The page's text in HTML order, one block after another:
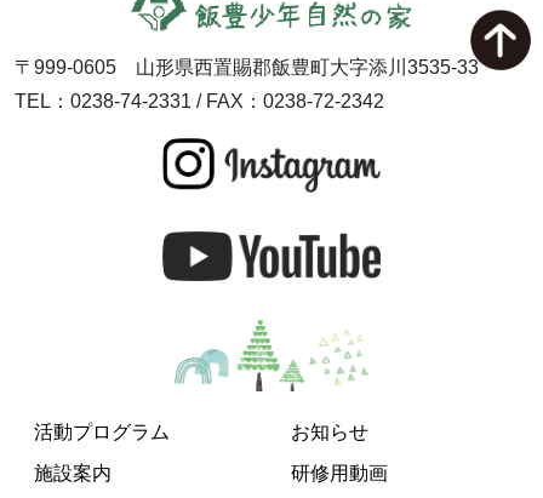
〒999-0605 山形県西置賜郡飯豊町大字添川3535-33
TEL：0238-74-2331 / FAX：0238-72-2342
活動プログラム
施設案内
お知らせ
研修用動画